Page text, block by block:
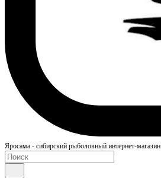
Яросама - сибирский рыболовный интернет-магазин